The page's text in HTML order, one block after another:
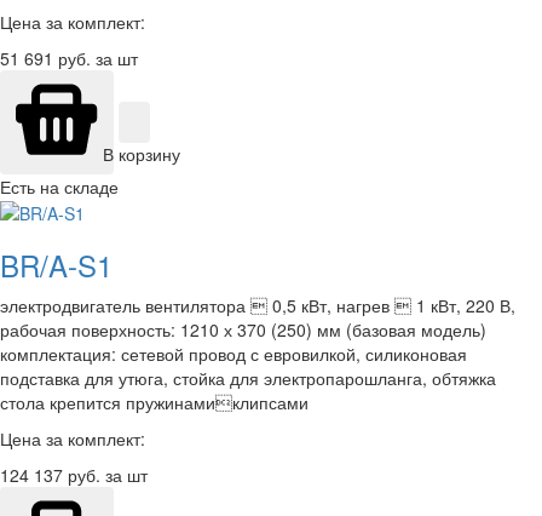
Цена за комплект:
51 691 руб. за шт
В корзину
Есть на складе
BR/A-S1
электродвигатель вентилятора  0,5 кВт, нагрев  1 кВт, 220 В,
рабочая поверхность: 1210 х 370 (250) мм (базовая модель)
комплектация: сетевой провод с евровилкой, силиконовая
подставка для утюга, стойка для электропарошланга, обтяжка
стола крепится пружинамиклипсами
Цена за комплект:
124 137 руб. за шт